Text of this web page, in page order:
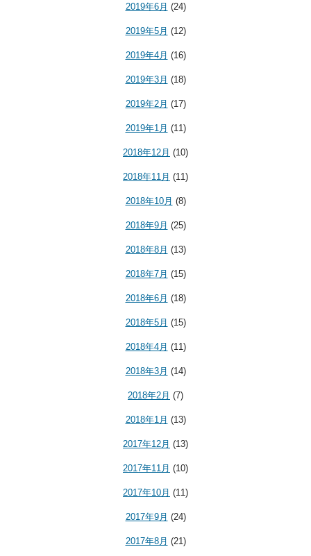
2019年6月 (24)
2019年5月 (12)
2019年4月 (16)
2019年3月 (18)
2019年2月 (17)
2019年1月 (11)
2018年12月 (10)
2018年11月 (11)
2018年10月 (8)
2018年9月 (25)
2018年8月 (13)
2018年7月 (15)
2018年6月 (18)
2018年5月 (15)
2018年4月 (11)
2018年3月 (14)
2018年2月 (7)
2018年1月 (13)
2017年12月 (13)
2017年11月 (10)
2017年10月 (11)
2017年9月 (24)
2017年8月 (21)